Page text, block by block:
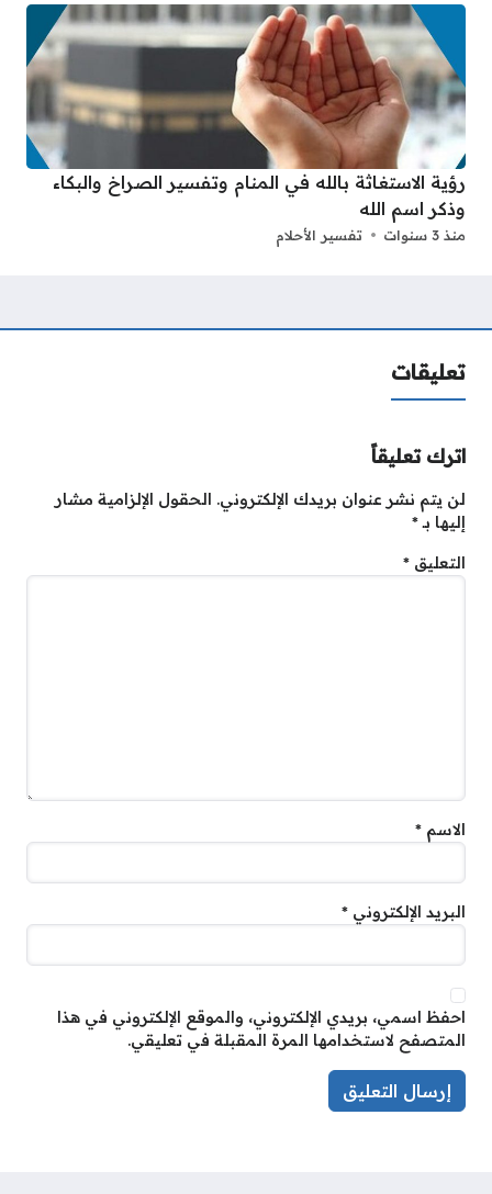
رؤية الاستغاثة بالله في المنام وتفسير الصراخ والبكاء
وذكر اسم الله
منذ 3 سنوات تفسير الأحلام
تعليقات
اترك تعليقاً
لن يتم نشر عنوان بريدك الإلكتروني.
الحقول الإلزامية مشار
إليها بـ*
التعليق *
الاسم *
البريد الإلكتروني *
احفظ اسمي، بريدي الإلكتروني، والموقع الإلكتروني في هذا
المتصفح لاستخدامها المرة المقبلة في تعليقي.